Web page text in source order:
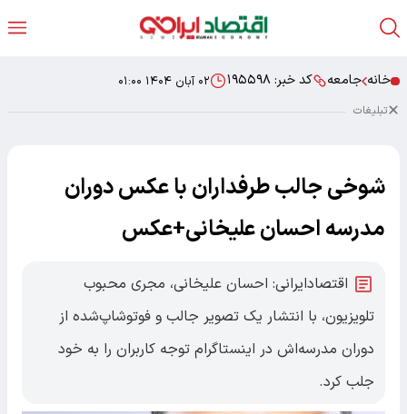
خانه جامعه کد خبر: ۱۹۵۵۹۸ ۰۲ آبان ۱۴۰۴ ۰۱:۰۰
تبلیغات
شوخی جالب طرفداران با عکس دوران
مدرسه احسان علیخانی+عکس
اقتصادایرانی: احسان علیخانی، مجری محبوب
تلویزیون، با انتشار یک تصویر جالب و فوتوشاپ‌شده از
دوران مدرسه‌اش در اینستاگرام توجه کاربران را به خود
جلب کرد.